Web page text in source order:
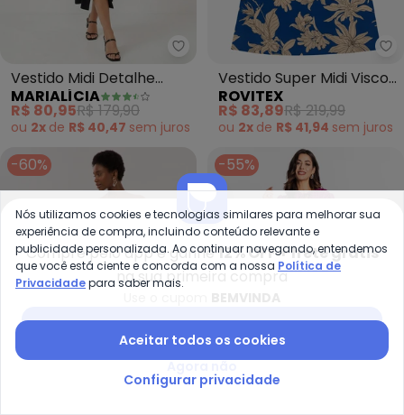
Marialícia - Vestido Midi
Vestido Midi Detalhe
Torcido Feminino (Preto)
MARIALÍCIA
R$ 80,95R$ 179,90
ou 2x de R$ 40,47 sem juros
Vestido Super Midi Visco
Maquinetada (Azul)
ROVITEX
R$ 83,89R$ 219,99
ou 2x de R$ 41,94 sem juros
-60%
Lunender - Vestido Midi Chá
-55%
Compre pelo app e ganhe12% OFF + frete grátis
na sua primeira compra
Nós utilizamos cookies e tecnologias similares para melhorar sua
experiência de compra, incluindo conteúdo relevante e
publicidade personalizada. Ao continuar navegando, entendemos
que você está ciente e concorda com a nossa Política de
Privacidadepara saber mais.
Aceitar todos os cookies
Configurar privacidade